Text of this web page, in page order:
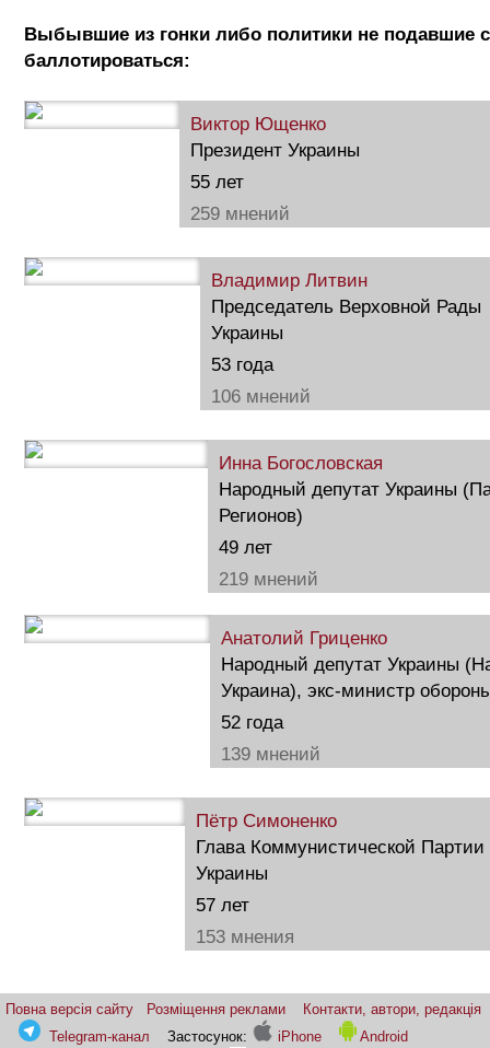
Выбывшие из гонки либо политики не подавшие
баллотироваться:
Виктор Ющенко
Президент Украины
55 лет
259 мнений
Владимир Литвин
Председатель Верховной Рады
Украины
53 года
106 мнений
Инна Богословская
Народный депутат Украины
Регионов)
49 лет
219 мнений
Анатолий Гриценко
Народный депутат Украины
Украина), экс-министр
52 года
139 мнений
Пётр Симоненко
Глава Коммунистической Партии
Украины
57 лет
153 мнения
Повна версія сайту Розміщення реклами
Контакти, автори, редакція
Telegram-канал
Застосунок: iPhone
Android